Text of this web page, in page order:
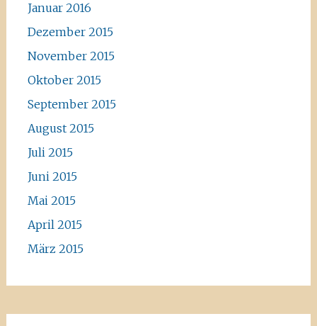
Januar 2016
Dezember 2015
November 2015
Oktober 2015
September 2015
August 2015
Juli 2015
Juni 2015
Mai 2015
April 2015
März 2015